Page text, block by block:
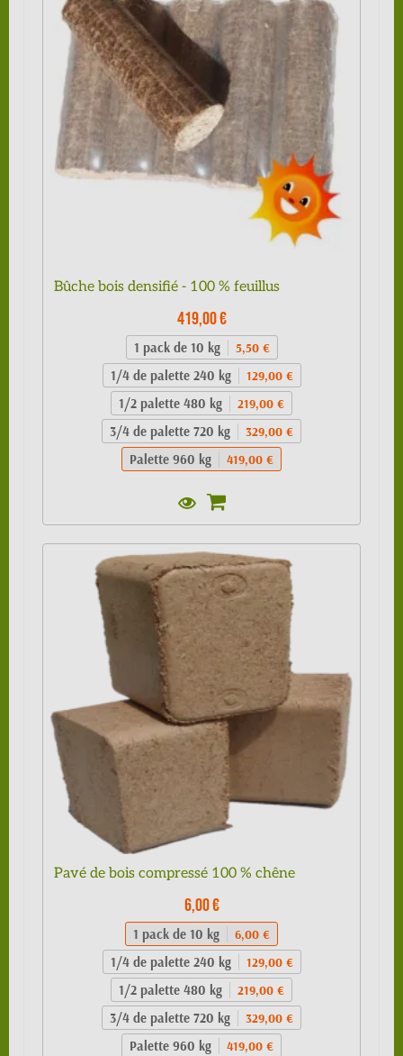
Bûche bois densifié - 100 % feuillus
419,00 €
1 pack de 10 kg 5,50 €
1/4 de palette 240 kg 129,00 €
1/2 palette 480 kg 219,00 €
3/4 de palette 720 kg 329,00 €
Palette 960 kg 419,00 €
Pavé de bois compressé 100 % chêne
6,00 €
1 pack de 10 kg 6,00 €
1/4 de palette 240 kg 129,00 €
1/2 palette 480 kg 219,00 €
3/4 de palette 720 kg 329,00 €
Palette 960 kg 419,00 €